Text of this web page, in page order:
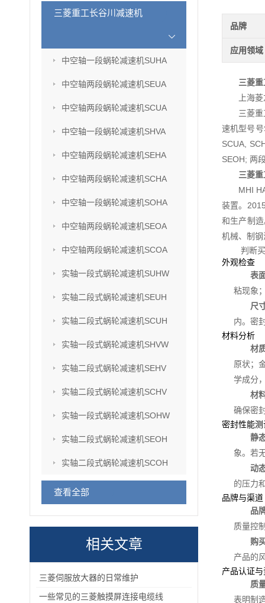
三菱重工长谷川减速机
中空轴一段蜗轮减速机SUHA
中空轴两段蜗轮减速机SEUA
中空轴两段蜗轮减速机SCUA
中空轴一段蜗轮减速机SHVA
中空轴两段蜗轮减速机SEHA
中空轴两段蜗轮减速机SCHA
中空轴一段蜗轮减速机SOHA
中空轴两段蜗轮减速机SEOA
中空轴两段蜗轮减速机SCOA
实轴一段式蜗轮减速机SUHW
实轴二段式蜗轮减速机SEUH
实轴二段式蜗轮减速机SCUH
实轴一段式蜗轮减速机SHVW
实轴二段式蜗轮减速机SEHV
实轴二段式蜗轮减速机SCHV
实轴一段式蜗轮减速机SOHW
实轴二段式蜗轮减速机SEOH
实轴二段式蜗轮减速机SCOH
查看全部
相关文章
三菱伺服放大器的日常维护
一些常见的三菱触摸屏连接电缆线
品牌
应用领域
三菱
上海
三菱
速机型号
SCUA,
SEOH; 两
三菱
MHI
装置。
和生产制
机械、制
判断
外观检查
表
粘现象
尺
内。密
材料分析
材
原状；
学成分
材
确保密
密封性能测
静
象。若
动
的压力
品牌与渠道
品
质量控
购
产品的
产品认证
质
表明制